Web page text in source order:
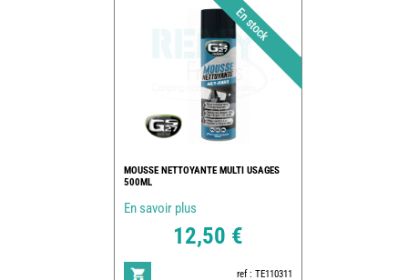
MOUSSE NETTOYANTE MULTI USAGES
500ML
En savoir plus
12,50 €
ref : TE110311